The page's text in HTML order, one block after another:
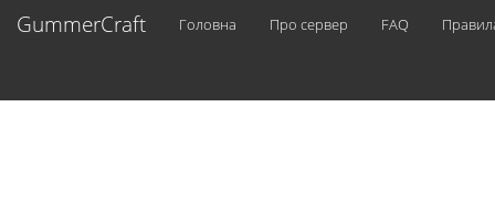
GummerCraft Головна Про сервер FAQ